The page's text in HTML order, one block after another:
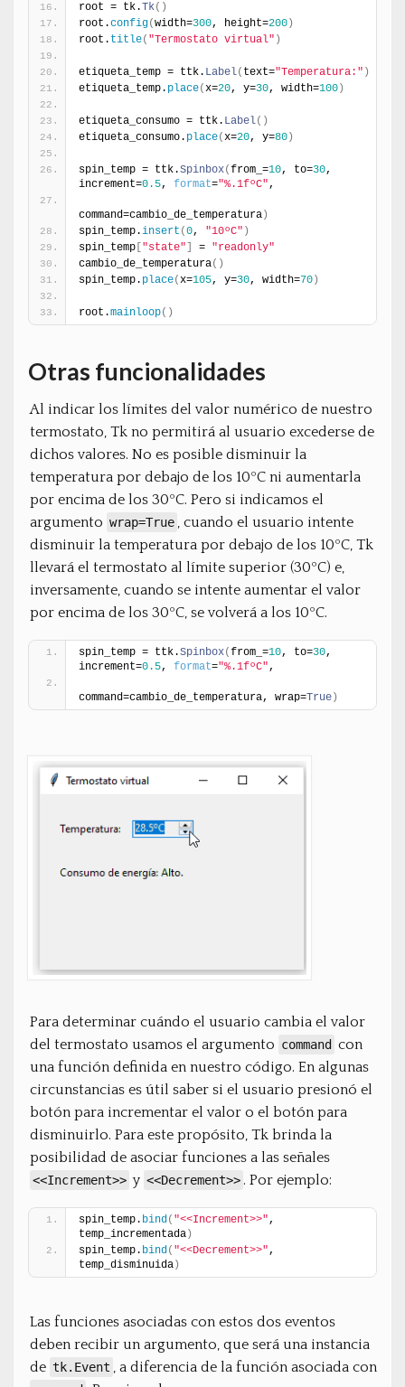
root = tk.Tk( )
root.config(width=300, height=200 )
root. title( "Termostato virtual" )
etiqueta_temp = ttk. Label( text="Temperatura:" )
etiqueta_temp. place(x=20, y=30, width=100 )
etiqueta_consumo = ttk. Label( )
etiqueta_consumo. place(x=20, y=80 )
spin_temp = ttk.Spinbox(from_=10, to=30,
increment=0.5, format="%.1fºC",
command=cambio_de_temperatura )
spin_temp.insert (0, "10ºC" )
spin_temp "state" = "readonly"
cambio_de_temperatura( )
spin_temp. place(x=105, y=30, width=70 )
root.mainloop( )
Otras funcionalidades
Al indicar los límites del valor numérico de nuestro
termostato, Tk no permitirá al usuario excederse de
dichos valores. No es posible disminuir la
temperatura por debajo de los 10ºC ni aumentarla
por encima de los 30ºC. Pero si indicamos el
argumento wrap=True , cuando el usuario intente
disminuir la temperatura por debajo de los 10ºC, Tk
llevará el termostato al límite superior (30ºC) e,
inversamente, cuando se intente aumentar el valor
por encima de los 30ºC, se volverá a los 10ºC.
spin_temp = ttk.Spinbox(from_=10, to=30,
increment=0.5, format="%.1fºC",
command=cambio_de_temperatura, wrap=True )
Para determinar cuándo el usuario cambia el valor
del termostato usamos el argumento command con
una función definida en nuestro código. En algunas
circunstancias es útil saber si el usuario presionó el
botón para incrementar el valor o el botón para
disminuirlo. Para este propósito, Tk brinda la
posibilidad de asociar funciones a las señales
<<Increment>> y <<Decrement>> . Por ejemplo:
spin_temp. bind( "<<Increment>>",
temp_incrementada )
spin_temp. bind( "<<Decrement>>",
temp_disminuida )
Las funciones asociadas con estos dos eventos
deben recibir un argumento, que será una instancia
de tk.Event , a diferencia de la función asociada con